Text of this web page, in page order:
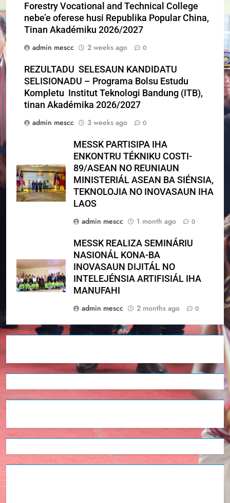
Forestry Vocational and Technical College
nebe’e oferese husi Republika Popular China,
Tinan Akadémiku 2026/2027
admin mescc
2 weeks ago 0
REZULTADU SELESAUN KANDIDATU
SELISIONADU – Programa Bolsu Estudu
Kompletu Institut Teknologi Bandung (ITB),
tinan Akadémika 2026/2027
admin mescc
3 weeks ago 0
MESSK PARTISIPA IHA
ENKONTRU TÉKNIKU COSTI-
89/ASEAN NO REUNIAUN
MINISTERIÁL ASEAN BA SIÉNSIA,
TEKNOLOJIA NO INOVASAUN IHA
LAOS
admin mescc
1 month ago 0
MESSK REALIZA SEMINÁRIU
NASIONÁL KONA-BA
INOVASAUN DIJITÁL NO
INTELEJÉNSIA ARTIFISIÁL IHA
MANUFAHI
admin mescc
2 months ago 0